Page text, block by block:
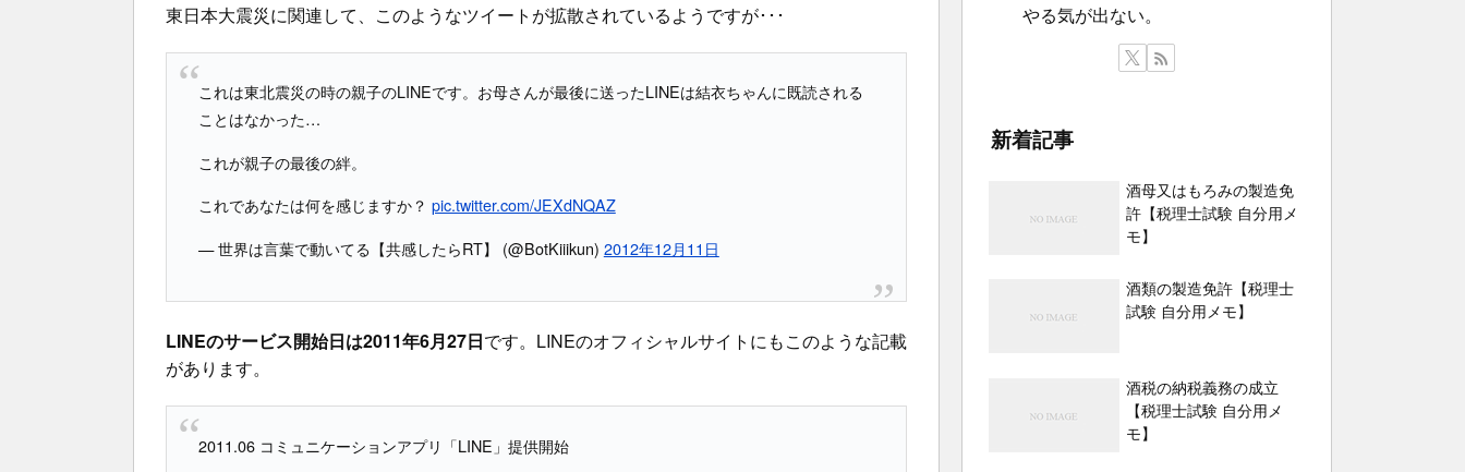
東日本大震災に関連して、このようなツイートが拡散されているようですが･･･
これは東北震災の時の親子のLINEです。お母さんが最後に送ったLINEは結衣ちゃんに既読される
ことはなかった…
これが親子の最後の絆。
これであなたは何を感じますか？ pic.twitter.com/JEXdNQAZ
— 世界は言葉で動いてる【共感したらRT】 (@BotKiiikun) 2012年12月11日
LINEのサービス開始日は2011年6月27日です。LINEのオフィシャルサイトにもこのような記載
があります。
2011.06 コミュニケーションアプリ「LINE」提供開始
やる気が出ない。
新着記事
酒母又はもろみの製造免
許【税理士試験 自分用メ
モ】
酒類の製造免許【税理士
試験 自分用メモ】
酒税の納税義務の成立
【税理士試験 自分用メ
モ】